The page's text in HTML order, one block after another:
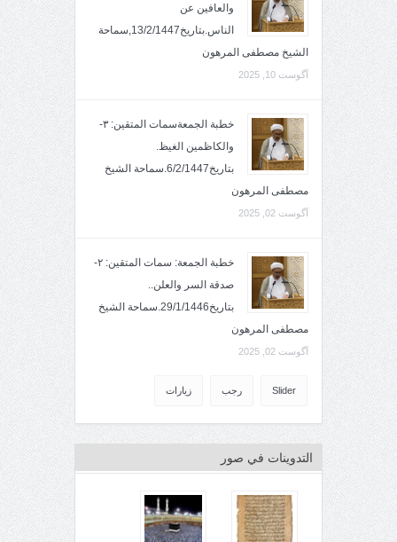
والعافين عن
الناس.بتاريخ13/2/1447,سماحة
الشيخ مصطفى المرهون
آگوست 10, 2025
خطبة الجمعةسمات المتقين: ٣-
والكاظمين الغيظ.
بتاريخ6/2/1447.سماحة الشيخ
مصطفى المرهون
آگوست 02, 2025
خطبة الجمعة: سمات المتقين: ٢-
صدقة السر والعلن..
بتاريخ29/1/1446.سماحة الشيخ
مصطفى المرهون
آگوست 02, 2025
Slider رجب زيارات
التدوينات في صور